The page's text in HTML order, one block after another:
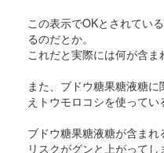
この表示でOKとされてい
るのだとか。
これだと実際には何が含ま
また、ブドウ糖果糖液糖
えトウモロコシを使ってい
ブドウ糖果糖液糖が含ま
リスクがグンと上がってし